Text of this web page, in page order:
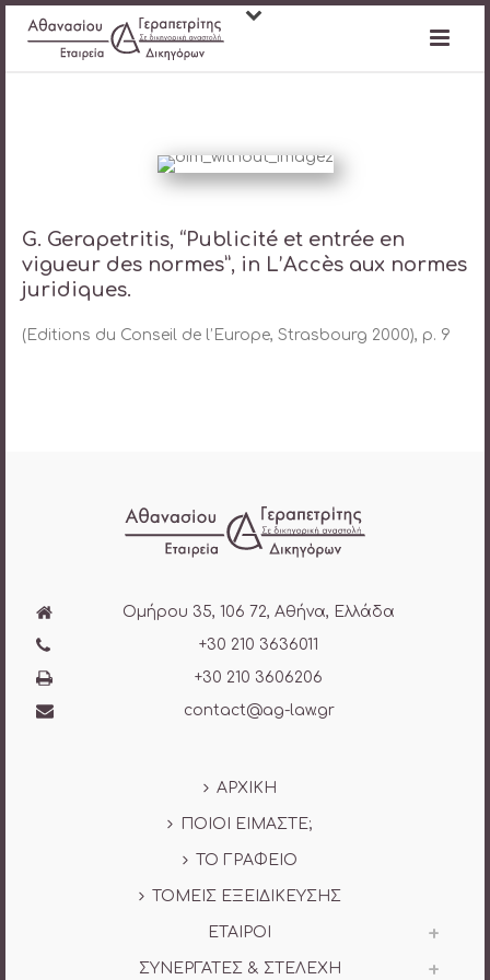
G. Gerapetritis, “Publicité et entrée en
vigueur des normes”, in L’Accès aux normes
juridiques.
(Editions du Conseil de l’Europe, Strasbourg 2000), p. 9
Ομήρου 35, 106 72, Αθήνα, Ελλάδα
+30 210 3636011
+30 210 3606206
contact@ag-law.gr
ΑΡΧΙΚΗ
ΠΟΙΟΙ ΕΙΜΑΣΤΕ;
ΤΟ ΓΡΑΦΕΙΟ
ΤΟΜΕΙΣ ΕΞΕΙΔΙΚΕΥΣΗΣ
ΕΤΑΙΡΟΙ
ΣΥΝΕΡΓΑΤΕΣ & ΣΤΕΛΕΧΗ